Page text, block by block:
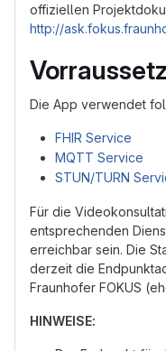
offiziellen
http://
Die App verwendet
FHIR Service
MQTT Service
STUN/TURN
Für die
entsprechenden
erreichbar sein. Die
derzeit die
Fraunhofer FOKUS
HINWEISE: